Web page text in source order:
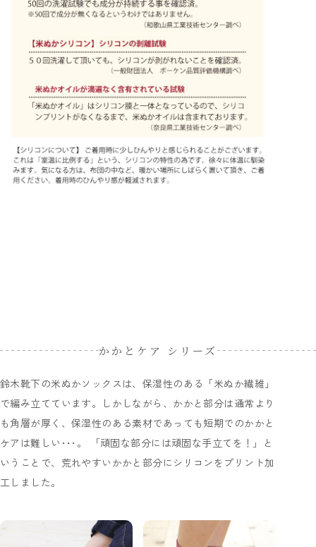
かかとケア シリーズ
鈴木靴下の米ぬかソックスは、保湿性のある「米ぬか繊維」
で編み立てています。しかしながら、かかと部分は通常より
も角層が厚く、保湿性のある素材であっても短期でのかかと
ケアは難しい･･･。 「頑固な部分には頑固な手立てを！」と
いうことで、荒れやすいかかと部分にシリコンをプリント加
工しました。